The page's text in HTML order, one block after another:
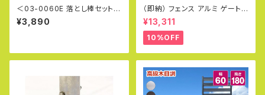
＜03-0060E 落とし棒セット＞
キャスター接地面固定 膨らみ防
止用（EXGシリーズ対応） アルミ
¥3,890
（即納） フェンス アルミ ゲート
幅3.0m 伸縮ゲート 門扉 アル
ミフェンス diy 簡単 種類 支柱
ガーデン アルマックス QXG103
0 土日出荷OK
¥13,311
10%OFF